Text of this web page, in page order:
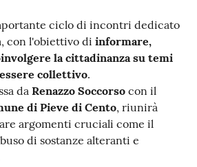
ciclo di incontri dedicato
con l'obiettivo di informare,
la cittadinanza su temi
collettivo.
daRenazzo Soccorso con il
di Pieve di Cento, riunirà
argomenti cruciali come il
di sostanze alteranti e